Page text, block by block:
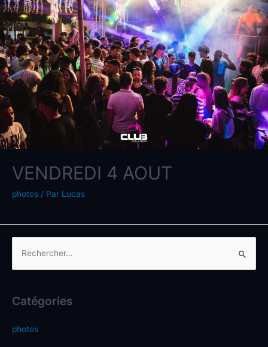
VENDREDI 4 AOUT
photos / Par Lucas
Catégories
photos